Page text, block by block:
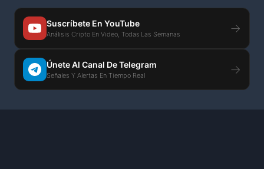
Suscríbete En YouTube
Análisis Cripto En Video, Todas Las Semanas →
Únete Al Canal De Telegram
Señales Y Alertas En Tiempo Real →